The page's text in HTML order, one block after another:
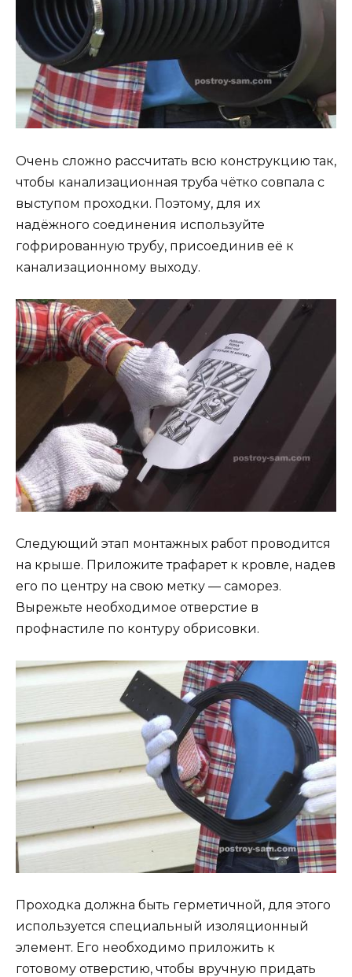
Очень сложно рассчитать всю конструкцию так,
чтобы канализационная труба чётко совпала с
выступом проходки. Поэтому, для их
надёжного соединения используйте
гофрированную трубу, присоединив её к
канализационному выходу.
Следующий этап монтажных работ проводится
на крыше. Приложите трафарет к кровле, надев
его по центру на свою метку — саморез.
Вырежьте необходимое отверстие в
профнастиле по контуру обрисовки.
Проходка должна быть герметичной, для этого
используется специальный изоляционный
элемент. Его необходимо приложить к
готовому отверстию, чтобы вручную придать